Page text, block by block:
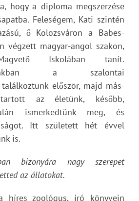
hogy a diploma megszerzése
Feleségem, Kati szintén
ő Kolozsváron a Babes-
végzett magyar-angol szakon,
Iskolában tanít.
a szalontai
először, majd más-
az életünk, később,
ismerkedtünk meg, és
Itt született hét évvel
is.
bizonyára nagy szerepet
az állatokat.
híres zoológus, író könyvein